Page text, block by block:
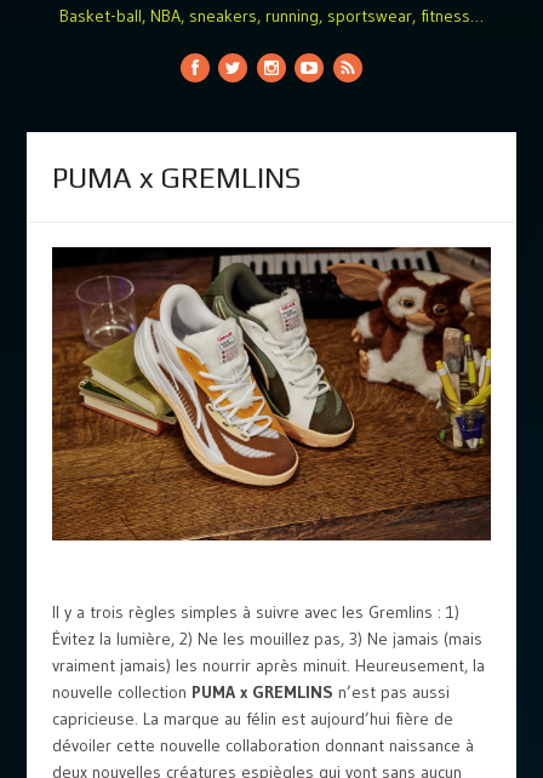
Basket-ball, NBA, sneakers, running, sportswear, fitness…
PUMA x GREMLINS
Il y a trois règles simples à suivre avec les Gremlins : 1)
Évitez la lumière, 2) Ne les mouillez pas, 3) Ne jamais (mais
vraiment jamais) les nourrir après minuit. Heureusement, la
nouvelle collection PUMA x GREMLINS n’est pas aussi
capricieuse. La marque au félin est aujourd’hui fière de
dévoiler cette nouvelle collaboration donnant naissance à
deux nouvelles créatures espiègles qui vont sans aucun